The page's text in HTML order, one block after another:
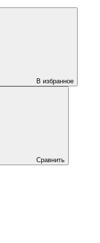
В избранное
Сравнить